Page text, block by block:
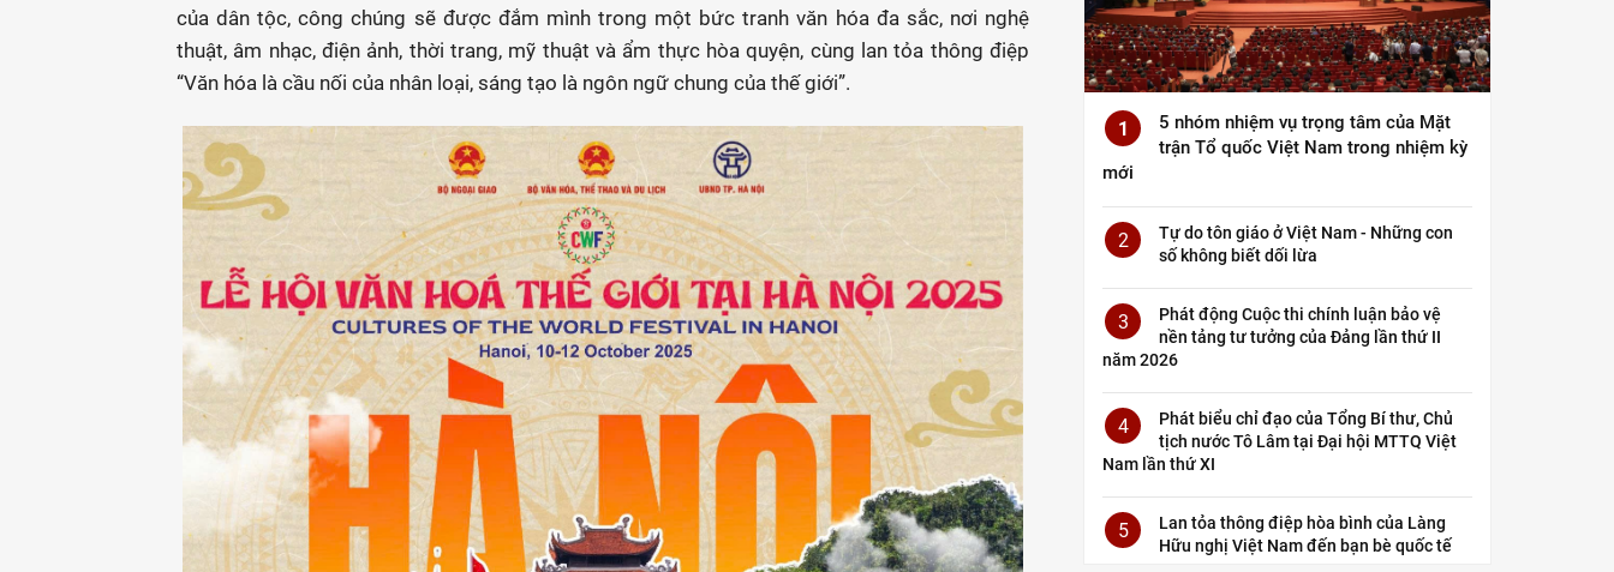
của dân tộc, công chúng sẽ được đắm mình trong một bức tranh văn hóa đa sắc, nơi nghệ
thuật, âm nhạc, điện ảnh, thời trang, mỹ thuật và ẩm thực hòa quyện, cùng lan tỏa thông điệp
“Văn hóa là cầu nối của nhân loại, sáng tạo là ngôn ngữ chung của thế giới”.
1
5 nhóm nhiệm vụ trọng tâm của Mặt
trận Tổ quốc Việt Nam trong nhiệm kỳ
mới
2
Tự do tôn giáo ở Việt Nam - Những con
số không biết dối lừa
3
Phát động Cuộc thi chính luận bảo vệ
nền tảng tư tưởng của Đảng lần thứ II
năm 2026
4
Phát biểu chỉ đạo của Tổng Bí thư, Chủ
tịch nước Tô Lâm tại Đại hội MTTQ Việt
Nam lần thứ XI
5
Lan tỏa thông điệp hòa bình của Làng
Hữu nghị Việt Nam đến bạn bè quốc tế